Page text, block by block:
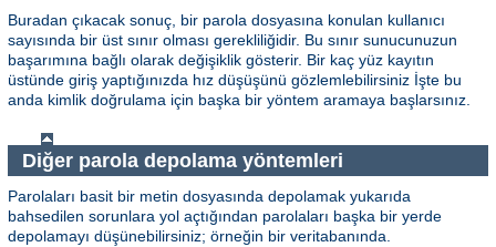
Buradan çıkacak sonuç, bir parola dosyasına konulan kullanıcı
sayısında bir üst sınır olması gerekliliğidir. Bu sınır sunucunuzun
başarımına bağlı olarak değişiklik gösterir. Bir kaç yüz kayıtın
üstünde giriş yaptığınızda hız düşüşünü gözlemlebilirsiniz İşte bu
anda kimlik doğrulama için başka bir yöntem aramaya başlarsınız.
Diğer parola depolama yöntemleri
Parolaları basit bir metin dosyasında depolamak yukarıda
bahsedilen sorunlara yol açtığından parolaları başka bir yerde
depolamayı düşünebilirsiniz; örneğin bir veritabanında.